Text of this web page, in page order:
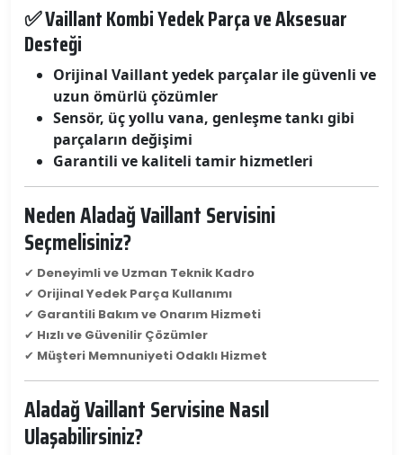
✅ Vaillant Kombi Yedek Parça ve Aksesuar
Desteği
Orijinal Vaillant yedek parçalar ile güvenli ve
uzun ömürlü çözümler
Sensör, üç yollu vana, genleşme tankı gibi
parçaların değişimi
Garantili ve kaliteli tamir hizmetleri
Neden Aladağ Vaillant Servisini
Seçmelisiniz?
✔ Deneyimli ve Uzman Teknik Kadro
✔ Orijinal Yedek Parça Kullanımı
✔ Garantili Bakım ve Onarım Hizmeti
✔ Hızlı ve Güvenilir Çözümler
✔ Müşteri Memnuniyeti Odaklı Hizmet
Aladağ Vaillant Servisine Nasıl
Ulaşabilirsiniz?